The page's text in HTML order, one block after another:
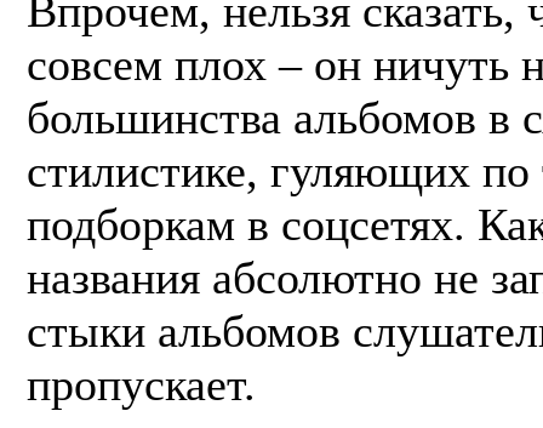
Впрочем, нельзя
совсем плох – он ничуть
большинства альбомов в
стилистике, гуляющих
подборкам в соцсетях.
названия абсолютно не
стыки альбомов
пропускает.